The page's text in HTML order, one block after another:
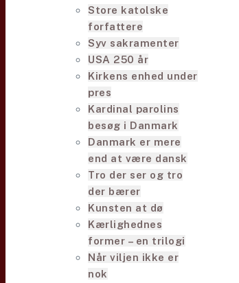
Store katolske
forfattere
Syv sakramenter
USA 250 år
Kirkens enhed under
pres
Kardinal parolins
besøg i Danmark
Danmark er mere
end at være dansk
Tro der ser og tro
der bærer
Kunsten at dø
Kærlighednes
former – en trilogi
Når viljen ikke er
nok